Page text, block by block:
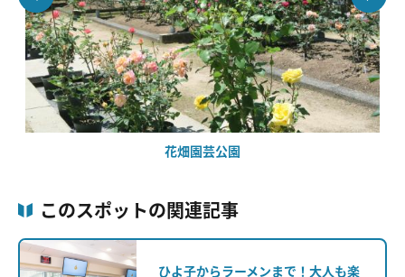
花畑園芸公園
このスポットの関連記事
ひよ子からラーメンまで！大人も楽